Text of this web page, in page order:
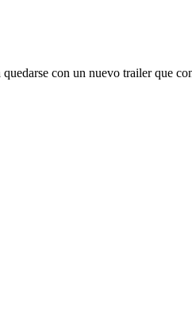
quedarse con un nuevo trailer que